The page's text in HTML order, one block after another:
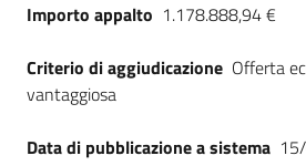
Importo appalto 1.178.888,94 €
Criterio di aggiudicazione Offerta
vantaggiosa
Data di pubblicazione a sistema